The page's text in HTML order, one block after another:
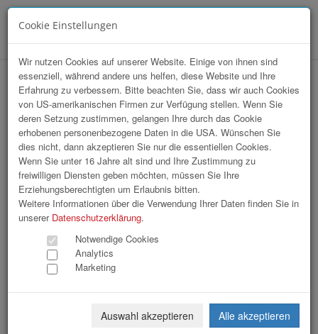
hr-lounge Ost zu Gast bei Coca-Cola
HBC Austria GmbH
Cookie Einstellungen
Wir nutzen Cookies auf unserer Website. Einige von ihnen sind
essenziell, während andere uns helfen, diese Website und Ihre
Erfahrung zu verbessern. Bitte beachten Sie, dass wir auch Cookies
von US-amerikanischen Firmen zur Verfügung stellen. Wenn Sie
deren Setzung zustimmen, gelangen Ihre durch das Cookie
erhobenen personenbezogene Daten in die USA. Wünschen Sie
dies nicht, dann akzeptieren Sie nur die essentiellen Cookies.
Wenn Sie unter 16 Jahre alt sind und Ihre Zustimmung zu
freiwilligen Diensten geben möchten, müssen Sie Ihre
Erziehungsberechtigten um Erlaubnis bitten.
Weitere Informationen über die Verwendung Ihrer Daten finden Sie in
unserer Datenschutzerklärung.
Notwendige Cookies
Analytics
Marketing
Auswahl akzeptieren Alle akzeptieren